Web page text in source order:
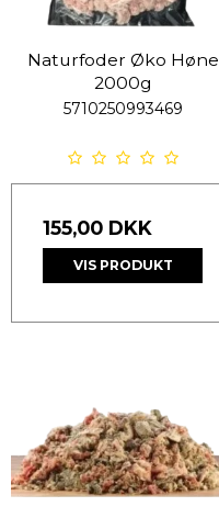
Naturfoder Øko Høne
2000g
5710250993469
155,00 DKK
VIS PRODUKT